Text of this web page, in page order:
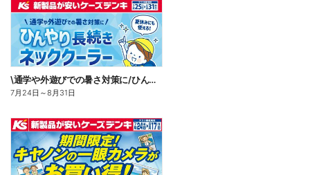
\通学や外遊びでの暑さ対策に/ひんやり長続きネッククーラー
7月24日 ～8月31日